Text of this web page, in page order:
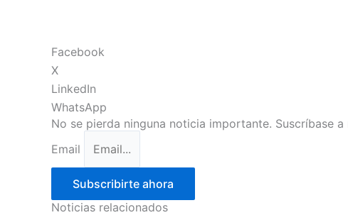
Facebook
X
LinkedIn
WhatsApp
No se pierda ninguna noticia importante. Suscríbase
Email
Subscribirte ahora
Noticias relacionados